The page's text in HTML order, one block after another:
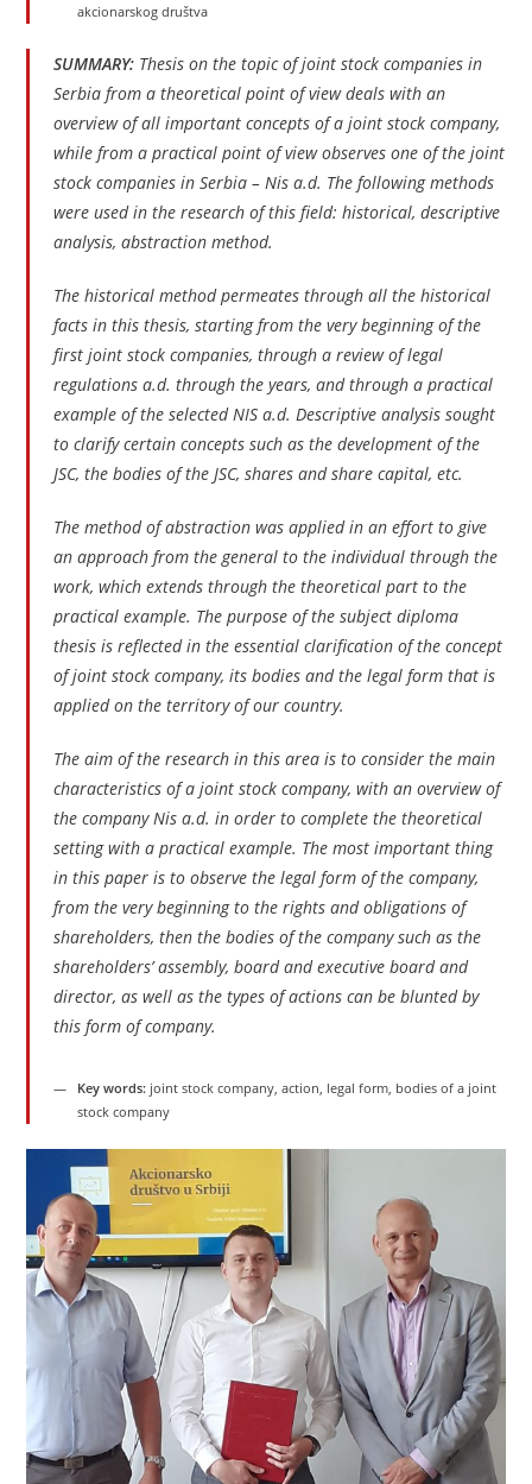
akcionarskog društva
SUMMARY: Thesis on the topic of joint stock companies in
Serbia from a theoretical point of view deals with an
overview of all important concepts of a joint stock company,
while from a practical point of view observes one of the joint
stock companies in Serbia – Nis a.d. The following methods
were used in the research of this field: historical, descriptive
analysis, abstraction method.
The historical method permeates through all the historical
facts in this thesis, starting from the very beginning of the
first joint stock companies, through a review of legal
regulations a.d. through the years, and through a practical
example of the selected NIS a.d. Descriptive analysis sought
to clarify certain concepts such as the development of the
JSC, the bodies of the JSC, shares and share capital, etc.
The method of abstraction was applied in an effort to give
an approach from the general to the individual through the
work, which extends through the theoretical part to the
practical example. The purpose of the subject diploma
thesis is reflected in the essential clarification of the concept
of joint stock company, its bodies and the legal form that is
applied on the territory of our country.
The aim of the research in this area is to consider the main
characteristics of a joint stock company, with an overview of
the company Nis a.d. in order to complete the theoretical
setting with a practical example. The most important thing
in this paper is to observe the legal form of the company,
from the very beginning to the rights and obligations of
shareholders, then the bodies of the company such as the
shareholders’ assembly, board and executive board and
director, as well as the types of actions can be blunted by
this form of company.
Key words: joint stock company, action, legal form, bodies of a joint
stock company